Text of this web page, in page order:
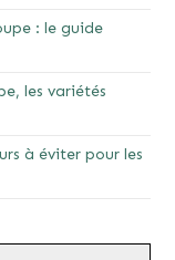
: le guide
les variétés
à éviter pour les